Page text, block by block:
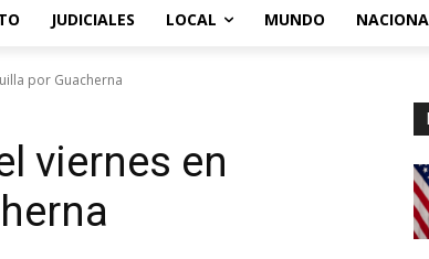
JUDICIALES LOCAL MUNDO
por Guacherna
viernes en